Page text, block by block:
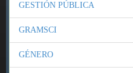
GESTIÓN PÚBLICA
GRAMSCI
GÉNERO